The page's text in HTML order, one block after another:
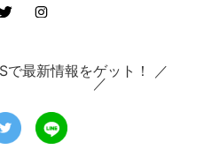
で最新情報をゲット！ ／